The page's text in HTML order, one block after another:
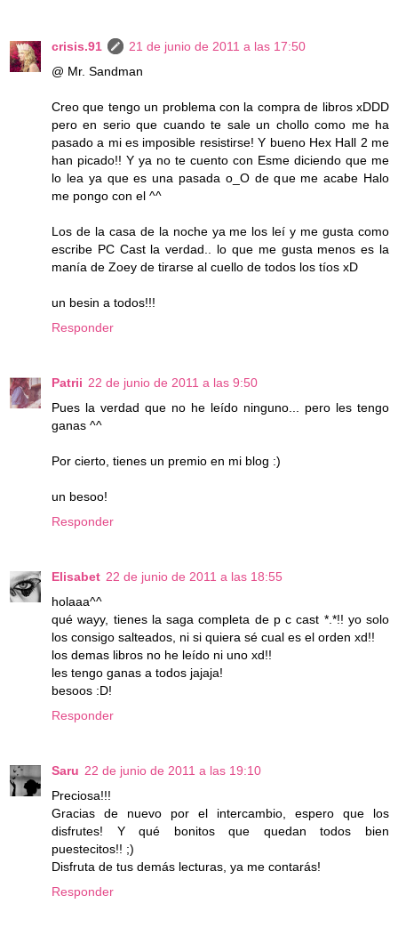
crisis.91
21 de junio de 2011 a las 17:50
@ Mr. Sandman
Creo que tengo un problema con la compra de libros xDDD
pero en serio que cuando te sale un chollo como me ha
pasado a mi es imposible resistirse! Y bueno Hex Hall 2 me
han picado!! Y ya no te cuento con Esme diciendo que me
lo lea ya que es una pasada o_O de que me acabe Halo
me pongo con el ^^
Los de la casa de la noche ya me los leí y me gusta como
escribe PC Cast la verdad.. lo que me gusta menos es la
manía de Zoey de tirarse al cuello de todos los tíos xD
un besin a todos!!!
Responder
Patrii 22 de junio de 2011 a las 9:50
Pues la verdad que no he leído ninguno... pero les tengo
ganas ^^
Por cierto, tienes un premio en mi blog :)
un besoo!
Responder
Elisabet 22 de junio de 2011 a las 18:55
holaaa^^
qué wayy, tienes la saga completa de p c cast *.*!! yo solo
los consigo salteados, ni si quiera sé cual es el orden xd!!
los demas libros no he leído ni uno xd!!
les tengo ganas a todos jajaja!
besoos :D!
Responder
Saru 22 de junio de 2011 a las 19:10
Preciosa!!!
Gracias de nuevo por el intercambio, espero que los
disfrutes! Y qué bonitos que quedan todos bien
puestecitos!! ;)
Disfruta de tus demás lecturas, ya me contarás!
Responder